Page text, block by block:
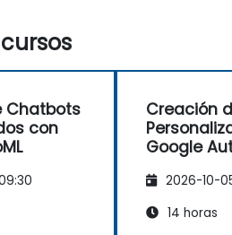
Chatbots
con
Creación
Google
2026-10-
14 horas